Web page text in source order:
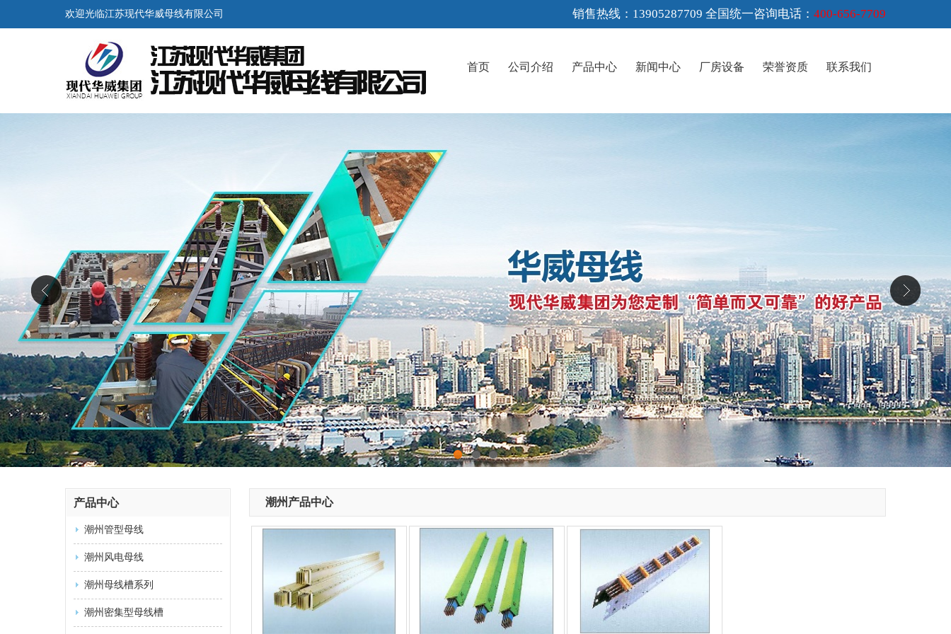
欢迎光临江苏现代华威母线有限公司 销售热线：13905287709 全国统一咨询电话： 400-656-7709
首页 公司介绍 产品中心 新闻中心 厂房设备 荣誉资质 联系我们
1 2 3
产品中心
潮州管型母线
潮州风电母线
潮州母线槽系列
潮州密集型母线槽
潮州产品中心